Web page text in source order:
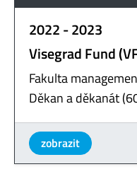
2022 - 2023
Visegrad Fund
Fakulta
Děkan a děkanát
zobrazit